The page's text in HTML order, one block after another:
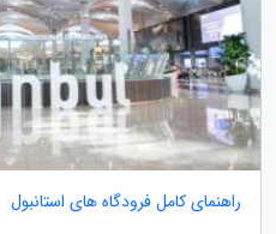
راهنمای کامل فرودگاه های استانبول